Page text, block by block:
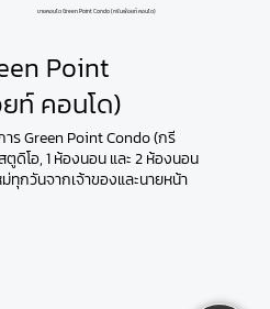
ขายคอนโด Green Point Condo (กรีนพ้อยท์ คอนโด)
าร Green Point Condo (กรี
ดิโอ, 1 ห้องนอน และ 2 ห้องนอน
ทุกวันจากเจ้าของและนายหน้า
Point
ท์ คอนโด)